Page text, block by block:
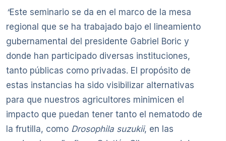
“Este seminario se da en el marco de la mesa
regional que se ha trabajado bajo el lineamiento
gubernamental del presidente Gabriel Boric y
donde han participado diversas instituciones,
tanto públicas como privadas. El propósito de
estas instancias ha sido visibilizar alternativas
para que nuestros agricultores minimicen el
impacto que puedan tener tanto el nematodo de
la frutilla, como Drosophila suzukii, en las